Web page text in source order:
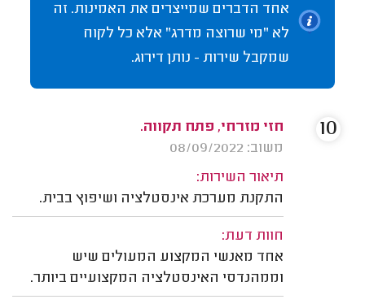
אחד הדברים שמייצרים את האמינות. זה
לא "מי שרוצה מדרג" אלא כל לקוח
שמקבל שירות - נותן דירוג.
חזי מזרחי, פתח תקווה.
משוב: 08/09/2022
תיאור השירות:
התקנת מערכת אינסטלציה ושיפוץ בבית.
חוות דעת:
אחד מאנשי המקצוע המעולים שיש
וממהנדסי האינסטלציה המקצועיים ביותר.
10